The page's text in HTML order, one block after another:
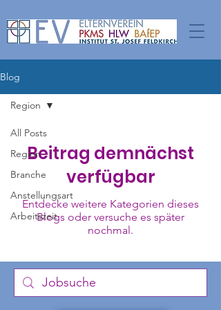
Blog
All Posts
Region
Branche
Anstellungsart
Arbeitszeit
Region
Beitrag demnächst
verfügbar
Entdecke weitere Kategorien dieses
Blogs oder versuche es später
nochmal.